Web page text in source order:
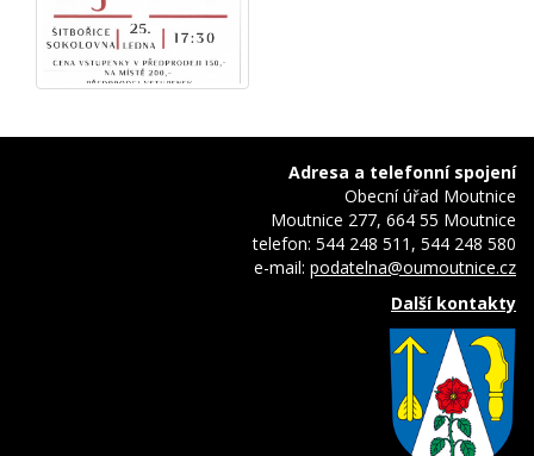
Adresa a telefonní spojení
Obecní úřad Moutnice
Moutnice 277, 664 55 Moutnice
telefon: 544 248 511, 544 248 580
e-mail: podatelna@oumoutnice.cz
Další kontakty